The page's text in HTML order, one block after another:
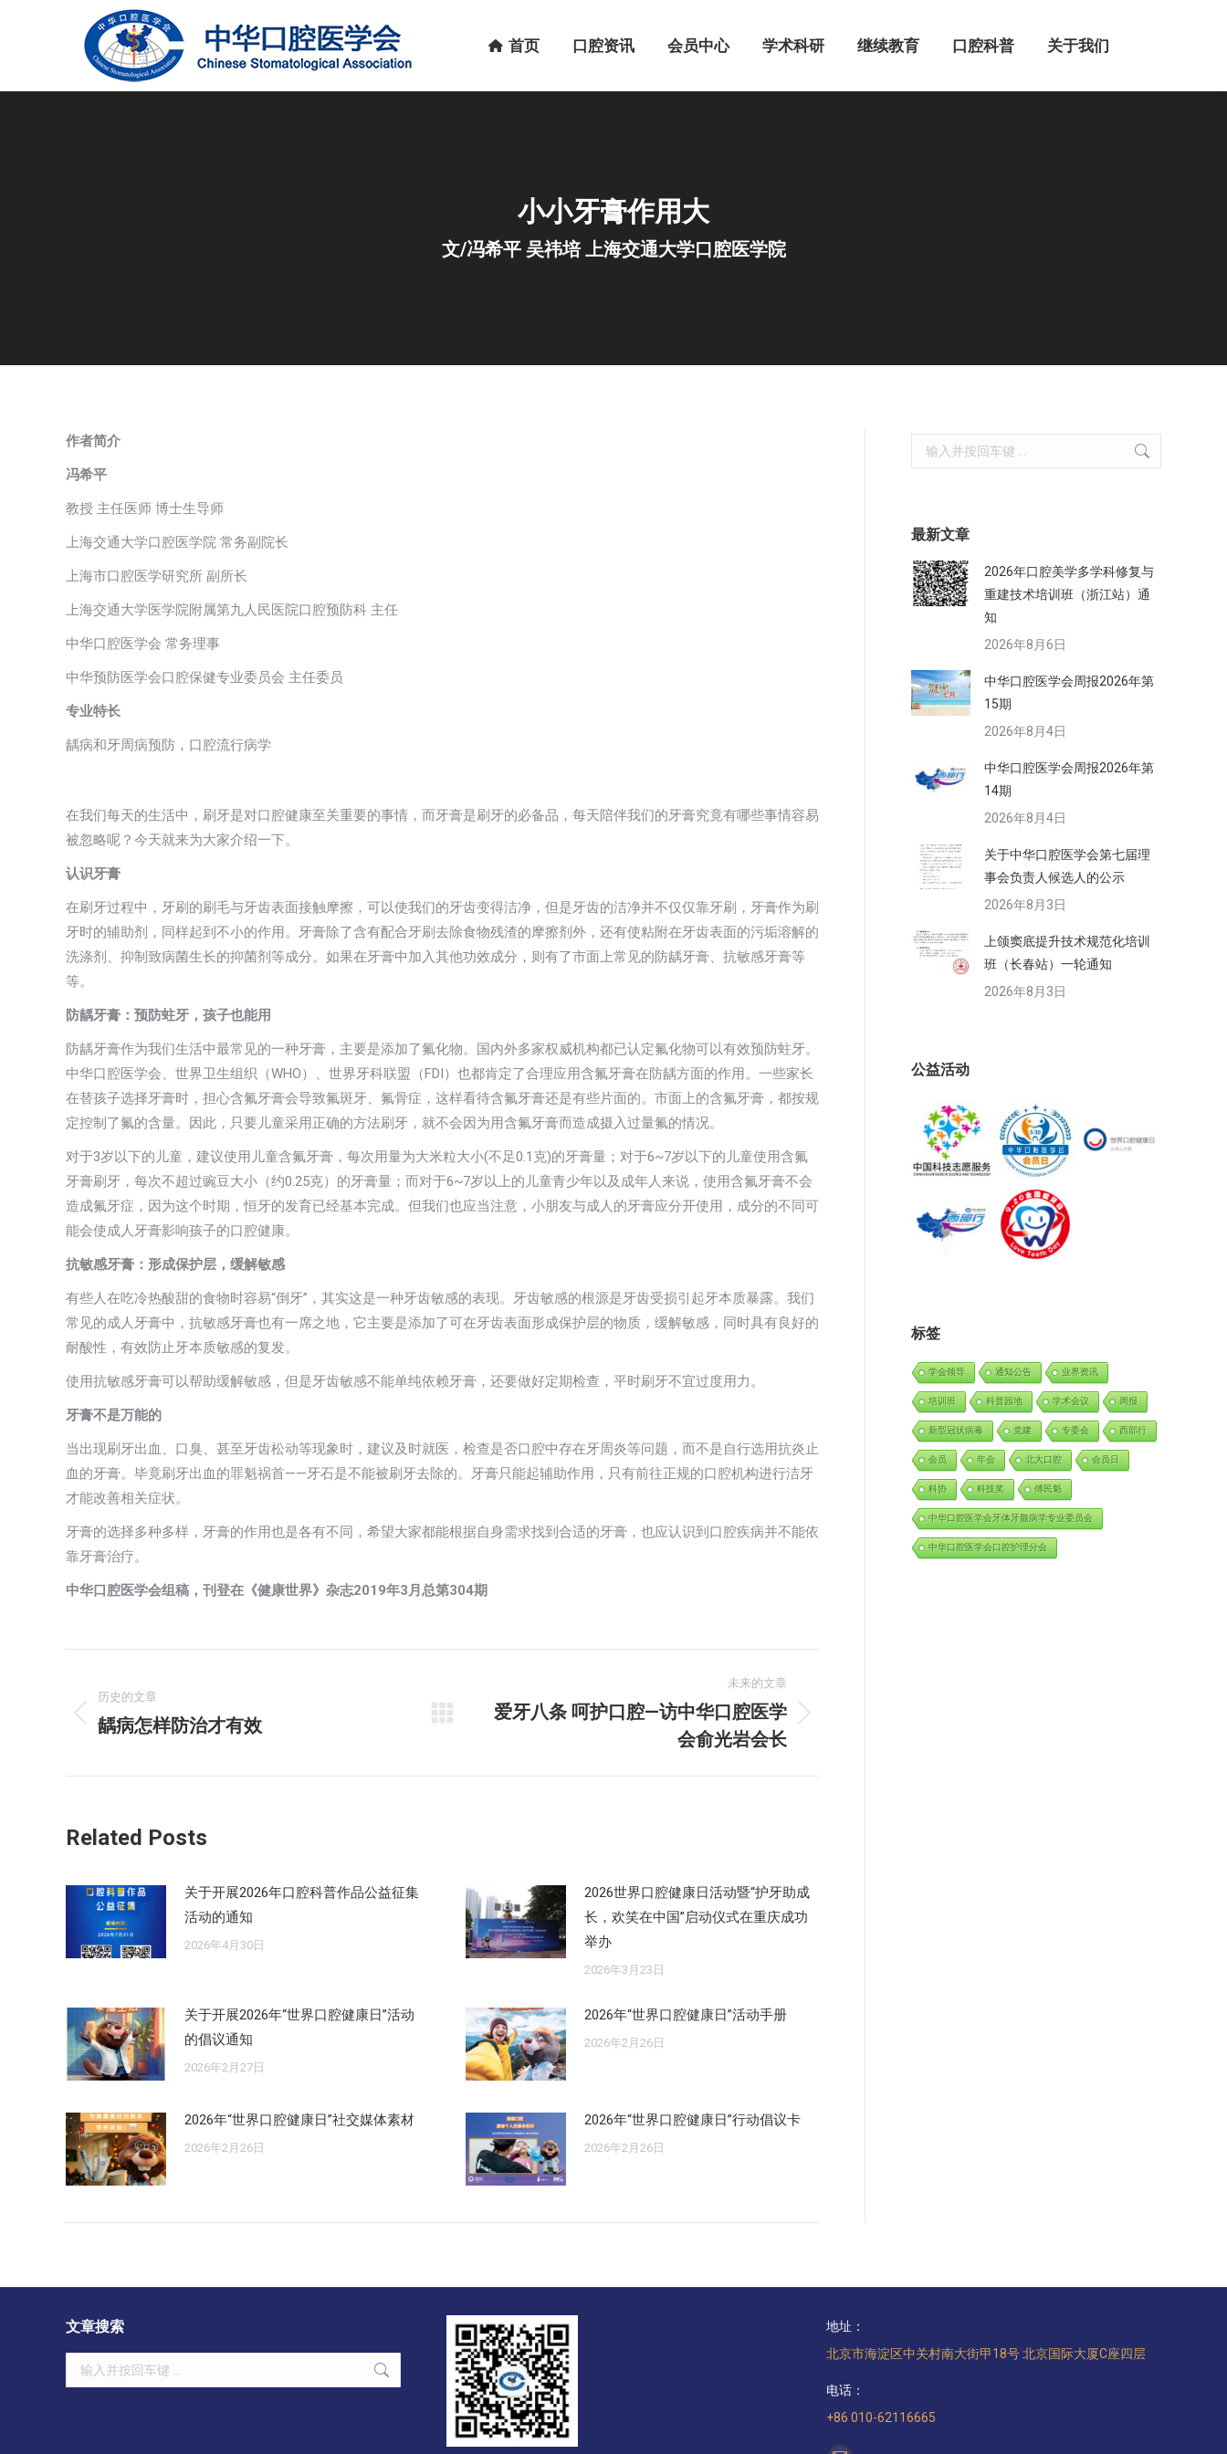
首页 口腔资讯 会员中心 学术科研 继续教育 口腔科普 关于我们
小小牙膏作用大
文/冯希平 吴祎培 上海交通大学口腔医学院
作者简介
冯希平
教授 主任医师 博士生导师
上海交通大学口腔医学院 常务副院长
上海市口腔医学研究所 副所长
上海交通大学医学院附属第九人民医院口腔预防科 主任
中华口腔医学会 常务理事
中华预防医学会口腔保健专业委员会 主任委员
专业特长
龋病和牙周病预防，口腔流行病学
在我们每天的生活中，刷牙是对口腔健康至关重要的事情，而牙膏是刷牙的必备品，每天陪伴我们的牙膏究竟有哪些事情容易
被忽略呢？今天就来为大家介绍一下。
认识牙膏
在刷牙过程中，牙刷的刷毛与牙齿表面接触摩擦，可以使我们的牙齿变得洁净，但是牙齿的洁净并不仅仅靠牙刷，牙膏作为刷
牙时的辅助剂，同样起到不小的作用。牙膏除了含有配合牙刷去除食物残渣的摩擦剂外，还有使粘附在牙齿表面的污垢溶解的
洗涤剂、抑制致病菌生长的抑菌剂等成分。如果在牙膏中加入其他功效成分，则有了市面上常见的防龋牙膏、抗敏感牙膏等
等。
防龋牙膏：预防蛀牙，孩子也能用
防龋牙膏作为我们生活中最常见的一种牙膏，主要是添加了氟化物。国内外多家权威机构都已认定氟化物可以有效预防蛀牙。
中华口腔医学会、世界卫生组织（WHO）、世界牙科联盟（FDI）也都肯定了合理应用含氟牙膏在防龋方面的作用。一些家长
在替孩子选择牙膏时，担心含氟牙膏会导致氟斑牙、氟骨症，这样看待含氟牙膏还是有些片面的。市面上的含氟牙膏，都按规
定控制了氟的含量。因此，只要儿童采用正确的方法刷牙，就不会因为用含氟牙膏而造成摄入过量氟的情况。
对于3岁以下的儿童，建议使用儿童含氟牙膏，每次用量为大米粒大小(不足0.1克)的牙膏量；对于6~7岁以下的儿童使用含氟
牙膏刷牙，每次不超过豌豆大小（约0.25克）的牙膏量；而对于6~7岁以上的儿童青少年以及成年人来说，使用含氟牙膏不会
造成氟牙症，因为这个时期，恒牙的发育已经基本完成。但我们也应当注意，小朋友与成人的牙膏应分开使用，成分的不同可
能会使成人牙膏影响孩子的口腔健康。
抗敏感牙膏：形成保护层，缓解敏感
有些人在吃冷热酸甜的食物时容易“倒牙”，其实这是一种牙齿敏感的表现。牙齿敏感的根源是牙齿受损引起牙本质暴露。我们
常见的成人牙膏中，抗敏感牙膏也有一席之地，它主要是添加了可在牙齿表面形成保护层的物质，缓解敏感，同时具有良好的
耐酸性，有效防止牙本质敏感的复发。
使用抗敏感牙膏可以帮助缓解敏感，但是牙齿敏感不能单纯依赖牙膏，还要做好定期检查，平时刷牙不宜过度用力。
牙膏不是万能的
当出现刷牙出血、口臭、甚至牙齿松动等现象时，建议及时就医，检查是否口腔中存在牙周炎等问题，而不是自行选用抗炎止
血的牙膏。毕竟刷牙出血的罪魁祸首——牙石是不能被刷牙去除的。牙膏只能起辅助作用，只有前往正规的口腔机构进行洁牙
才能改善相关症状。
牙膏的选择多种多样，牙膏的作用也是各有不同，希望大家都能根据自身需求找到合适的牙膏，也应认识到口腔疾病并不能依
靠牙膏治疗。
中华口腔医学会组稿，刊登在《健康世界》杂志2019年3月总第304期
章
航
历史的文章
历
的
龋病怎样防治才有效
未来的文章
未
的
爱牙八条 呵护口腔—访中华口腔医学
会俞光岩会长
Related Posts
关于开展2026年口腔科普作品公益征集
活动的通知
2026年4月30日
2026世界口腔健康日活动暨“护牙助成
长，欢笑在中国”启动仪式在重庆成功
举办
2026年3月23日
关于开展2026年“世界口腔健康日”活动
的倡议通知
2026年2月27日
2026年“世界口腔健康日”活动手册
2026年2月26日
2026年“世界口腔健康日”社交媒体素材
2026年2月26日
2026年“世界口腔健康日”行动倡议卡
2026年2月26日
Search:
最新文章
2026年口腔美学多学科修复与
重建技术培训班（浙江站）通
知
2026年8月6日
中华口腔医学会周报2026年第
15期
2026年8月4日
中华口腔医学会周报2026年第
14期
2026年8月4日
关于中华口腔医学会第七届理
事会负责人候选人的公示
2026年8月3日
上颌窦底提升技术规范化培训
班（长春站）一轮通知
2026年8月3日
公益活动
标签
学会领导 通知公告 业界资讯
培训班 科普园地 学术会议 周报
新型冠状病毒 党建 专委会 西部行
会员 年会 北大口腔 会员日
科协 科技奖 傅民魁
中华口腔医学会牙体牙髓病学专业委员会
中华口腔医学会口腔护理分会
文章搜索
Search:
地址：
北京市海淀区中关村南大街甲18号 北京国际大厦C座四层
电话：
+86 010-62116665